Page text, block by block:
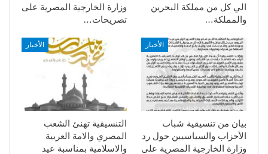
وزارة الخارجية المصرية على
تصريحات…
الي كل من مملكة البحرين
والمملكة…
الأخبار
التنسيقية تهنئ الشعب
المصري والامة العربية
والاسلامية بمناسبة عيد
الأخبار
بيان من تنسيقية شباب
الأحزاب والسياسيين حول رد
وزارة الخارجية المصرية على